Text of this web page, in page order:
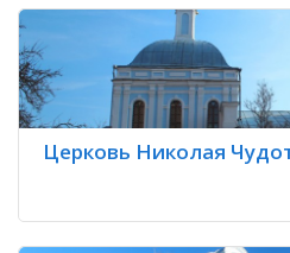
Церковь Николая